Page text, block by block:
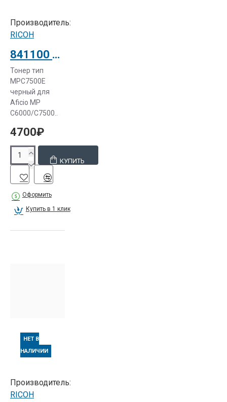
Производитель:
RICOH
841100 Тонер тип MPC7500E черный для Ricoh Aficio MP C6000/C7500
Тонер тип
MPC7500E
черный для
Aficio MP
C6000/C7500..
4700₽
КУПИТЬ
Оформить
Купить в 1 клик
НЕТ В
НАЛИЧИИ
Производитель:
RICOH